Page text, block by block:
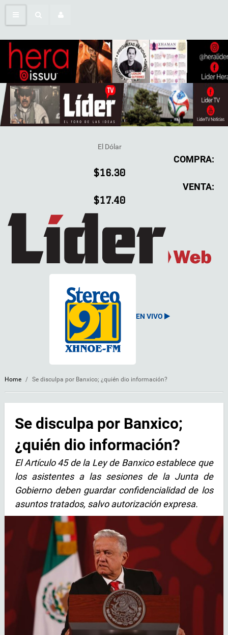
El Dólar
COMPRA:
$16.30
VENTA:
$17.40
EN VIVO
Home / Se disculpa por Banxico; ¿quién dio información?
Se disculpa por Banxico;
¿quién dio información?
El Artículo 45 de la Ley de Banxico establece que
los asistentes a las sesiones de la Junta de
Gobierno deben guardar confidencialidad de los
asuntos tratados, salvo autorización expresa.